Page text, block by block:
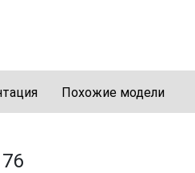
Похожие модели